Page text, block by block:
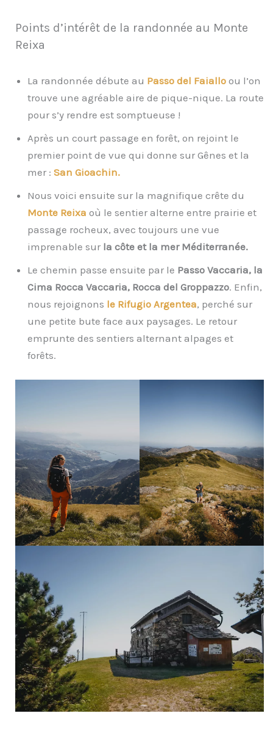
Points d’intérêt de la randonnée au Monte
Reixa
La randonnée débute au Passo del Faiallo ou l’on
trouve une agréable aire de pique-nique. La route
pour s’y rendre est somptueuse !
Après un court passage en forêt, on rejoint le
premier point de vue qui donne sur Gênes et la
mer : San Gioachin.
Nous voici ensuite sur la magnifique crête du
Monte Reixa où le sentier alterne entre prairie et
passage rocheux, avec toujours une vue
imprenable sur la côte et la mer Méditerranée.
Le chemin passe ensuite par le Passo Vaccaria, la
Cima Rocca Vaccaria, Rocca del Groppazzo. Enfin,
nous rejoignons le Rifugio Argentea, perché sur
une petite bute face aux paysages. Le retour
emprunte des sentiers alternant alpages et
forêts.